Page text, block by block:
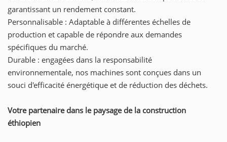
garantissant un rendement constant.
Personnalisable : Adaptable à différentes échelles de
production et capable de répondre aux demandes
spécifiques du marché.
Durable : engagées dans la responsabilité
environnementale, nos machines sont conçues dans un
souci d'efficacité énergétique et de réduction des déchets.
Votre partenaire dans le paysage de la construction
éthiopien